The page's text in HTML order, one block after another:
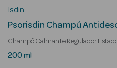
Beauty Season
Cabelo
Beauty Season
Champôs
Isdin
Psorisdin Champú
Champô Calmante Regulador
200 ml